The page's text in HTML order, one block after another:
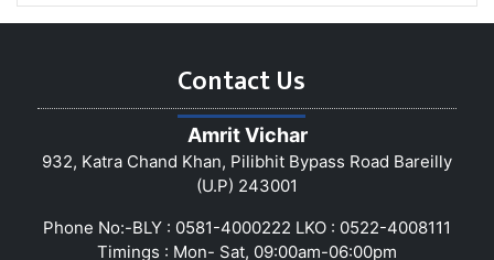
Contact Us
Amrit Vichar
932, Katra Chand Khan, Pilibhit Bypass Road Bareilly
(U.P) 243001
Phone No:-BLY : 0581-4000222 LKO : 0522-4008111
Timings : Mon- Sat, 09:00am-06:00pm